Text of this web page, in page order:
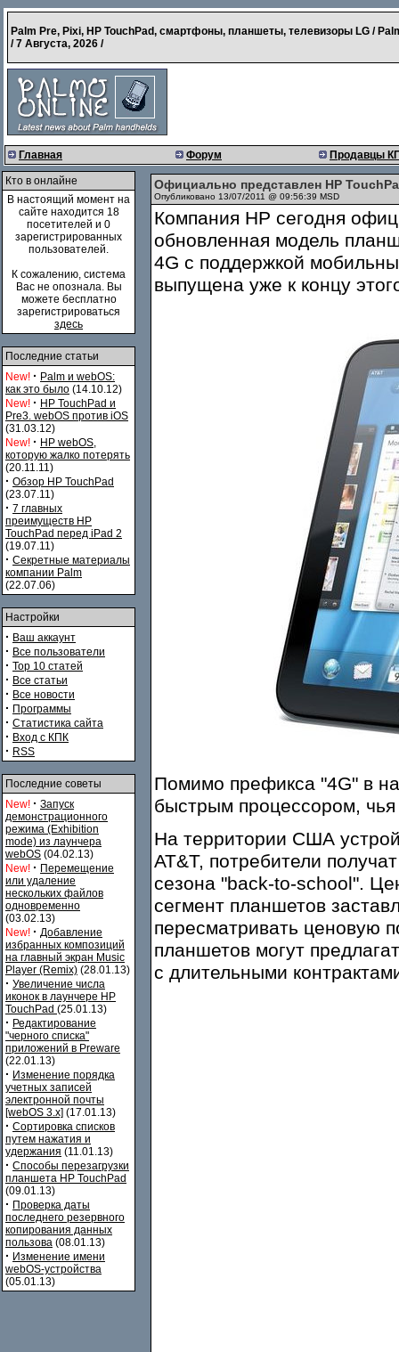
Palm Pre, Pixi, HP TouchPad, смартфоны, планшеты, телевизоры LG /
/7 Августа, 2026 /
Главная Форум Продавцы
Кто в онлайне
В настоящий момент на
сайте находится 18
посетителей и 0
зарегистрированных
пользователей.
К сожалению, система
Вас не опознала. Вы
можете бесплатно
зарегистрироваться
здесь
Последние статьи
New! · Palm и webOS:
как это было (14.10.12)
New! · HP TouchPad и
Pre3. webOS против iOS
(31.03.12)
New! · HP webOS,
которую жалко потерять
(20.11.11)
· Обзор HP TouchPad
(23.07.11)
· 7 главных
преимуществ HP
TouchPad перед iPad 2
(19.07.11)
· Секретные материалы
компании Palm
(22.07.06)
Настройки
· Ваш аккаунт
· Все пользователи
· Top 10 статей
· Все статьи
· Все новости
· Программы
· Статистика сайта
· Вход с КПК
· RSS
Последние советы
New! · Запуск
демонстрационного
режима (Exhibition
mode) из лаунчера
webOS (04.02.13)
New! · Перемещение
или удаление
нескольких файлов
одновременно
(03.02.13)
New! · Добавление
избранных композиций
на главный экран Music
Player (Remix) (28.01.13)
· Увеличение числа
иконок в лаунчере HP
TouchPad (25.01.13)
· Редактирование
"черного списка"
приложений в Preware
(22.01.13)
· Изменение порядка
учетных записей
электронной почты
[webOS 3.x] (17.01.13)
· Сортировка списков
путем нажатия и
удержания (11.01.13)
· Способы перезагрузки
планшета HP TouchPad
(09.01.13)
· Проверка даты
последнего резервного
копирования данных
пользова (08.01.13)
· Изменение имени
webOS-устройства
(05.01.13)
Официально представлен HP
Опубликовано 13/07/2011 @ 09:56:39 MSD
Компания HP сегодня
обновленная модель
4G с поддержкой
выпущена уже к концу
Помимо префикса "4G" в
быстрым процессором,
На территории США
AT&T, потребители
сезона "back-to-school".
сегмент планшетов
пересматривать ценовую
планшетов могут
с длительными